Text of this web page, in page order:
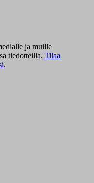
ja muille
tiedotteilla. Tilaa
.